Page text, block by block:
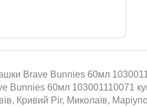
Brave Bunnies 60мл
Bunnies 60мл 103001110071
Кривий Ріг, Миколаїв,